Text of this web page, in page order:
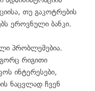
თუ გაკოტრების
ეროვნული ბანკი.
პრობლემებია.
რიგითი
ინტერესები,
ნაცვლად ჩვენ